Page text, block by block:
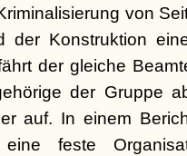
von
der Konstruktion
der gleiche
der Gruppe
auf. In einem
feste